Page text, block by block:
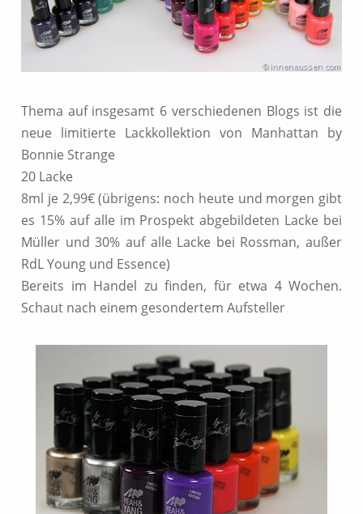
Thema auf insgesamt 6 verschiedenen Blogs ist die
neue limitierte Lackkollektion von Manhattan by
Bonnie Strange
20 Lacke
8ml je 2,99€ (übrigens: noch heute und morgen gibt
es 15% auf alle im Prospekt abgebildeten Lacke bei
Müller und 30% auf alle Lacke bei Rossman, außer
RdL Young und Essence)
Bereits im Handel zu finden, für etwa 4 Wochen.
Schaut nach einem gesondertem Aufsteller